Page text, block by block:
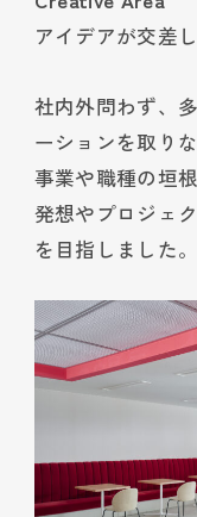
アイデアが交差
社内外問わず、
ーションを取り
事業や職種の垣
発想やプロジェ
を目指しました。